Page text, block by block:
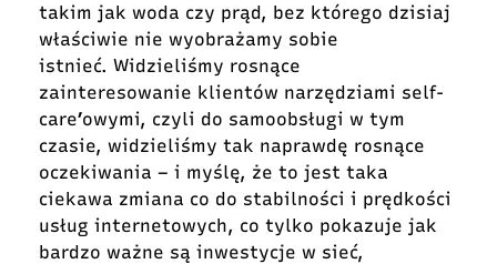
takim jak woda czy prąd, bez którego dzisiaj
właściwie nie wyobrażamy sobie
istnieć. Widzieliśmy rosnące
zainteresowanie klientów narzędziami self-
care’owymi, czyli do samoobsługi w tym
czasie, widzieliśmy tak naprawdę rosnące
oczekiwania – i myślę, że to jest taka
ciekawa zmiana co do stabilności i prędkości
usług internetowych, co tylko pokazuje jak
bardzo ważne są inwestycje w sieć,